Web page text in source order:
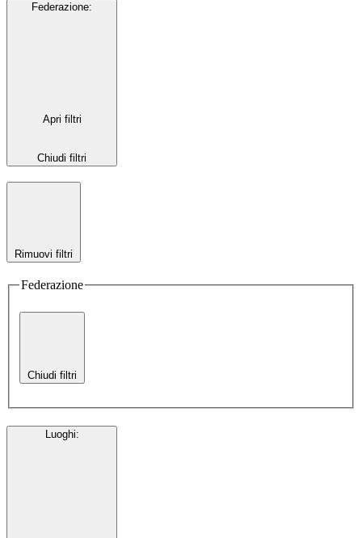
Federazione:
Apri filtri
Chiudi filtri
Rimuovi filtri
Federazione
Chiudi filtri
Luoghi: